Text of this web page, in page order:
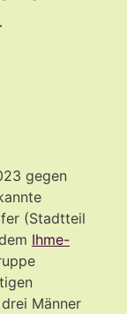
gegen
(Stadtteil
Ihme-
Männer